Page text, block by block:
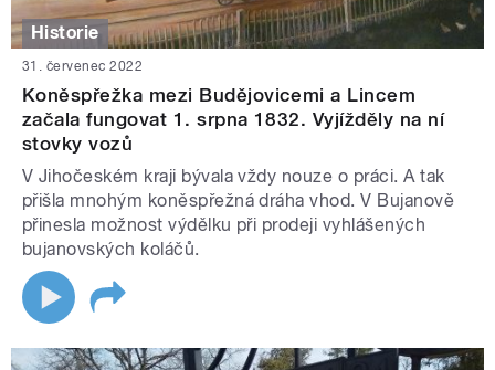
Historie
31. červenec 2022
Koněspřežka mezi Budějovicemi a Lincem
začala fungovat 1. srpna 1832. Vyjížděly na ní
stovky vozů
V Jihočeském kraji bývala vždy nouze o práci. A tak
přišla mnohým koněspřežná dráha vhod. V Bujanově
přinesla možnost výdělku při prodeji vyhlášených
bujanovských koláčů.